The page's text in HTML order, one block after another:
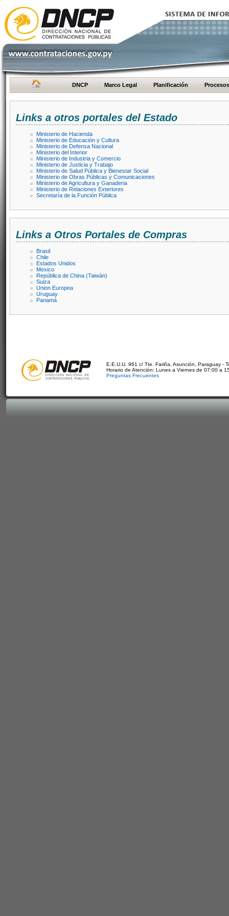
DNCP Marco Legal Planificación Procesos
Links a otros portales del Estado
Ministerio de Hacienda
Ministerio de Educación y Cultura
Ministerio de Defensa Nacional
Ministerio del Interior
Ministerio de Industria y Comercio
Ministerio de Justicia y Trabajo
Ministerio de Salud Pública y Bienestar Social
Ministerio de Obras Públicas y Comunicaciones
Ministerio de Agricultura y Ganaderia
Ministerio de Relaciones Exteriores
Secretaría de la Función Pública
Links a Otros Portales de Compras
Brasil
Chile
Estados Unidos
Mexico
República de China (Taiwán)
Suiza
Union Europea
Uruguay
Panamá
E.E.U.U. 961 c/ Tte. Fariña. Asunción, Paraguay -
Horario de Atención: Lunes a Viernes de 07:00 a
Preguntas Frecuentes